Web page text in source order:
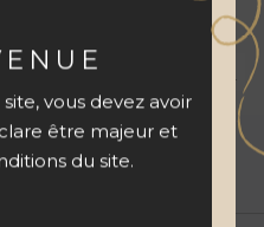
Paiement sécurisé
vous devez avoir
être majeur et
du site.